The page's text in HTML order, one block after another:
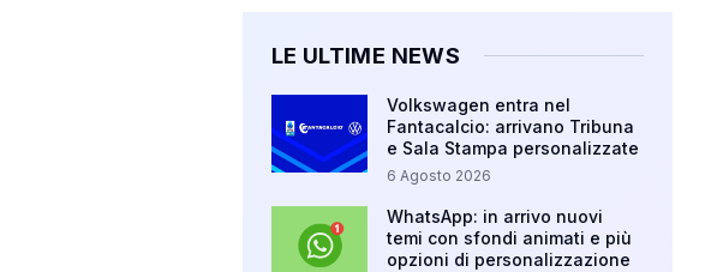
LE ULTIME NEWS
Volkswagen entra nel
Fantacalcio: arrivano Tribuna
e Sala Stampa personalizzate
6 Agosto 2026
WhatsApp: in arrivo nuovi
temi con sfondi animati e più
opzioni di personalizzazione